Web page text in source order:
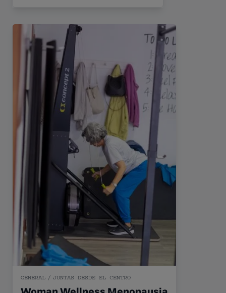
Woman Wellness Menopausia
GENERAL / JUNTAS DESDE EL CENTRO